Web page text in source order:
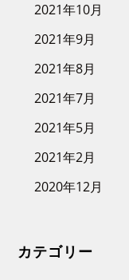
2021年10月
2021年9月
2021年8月
2021年7月
2021年5月
2021年2月
2020年12月
カテゴリー